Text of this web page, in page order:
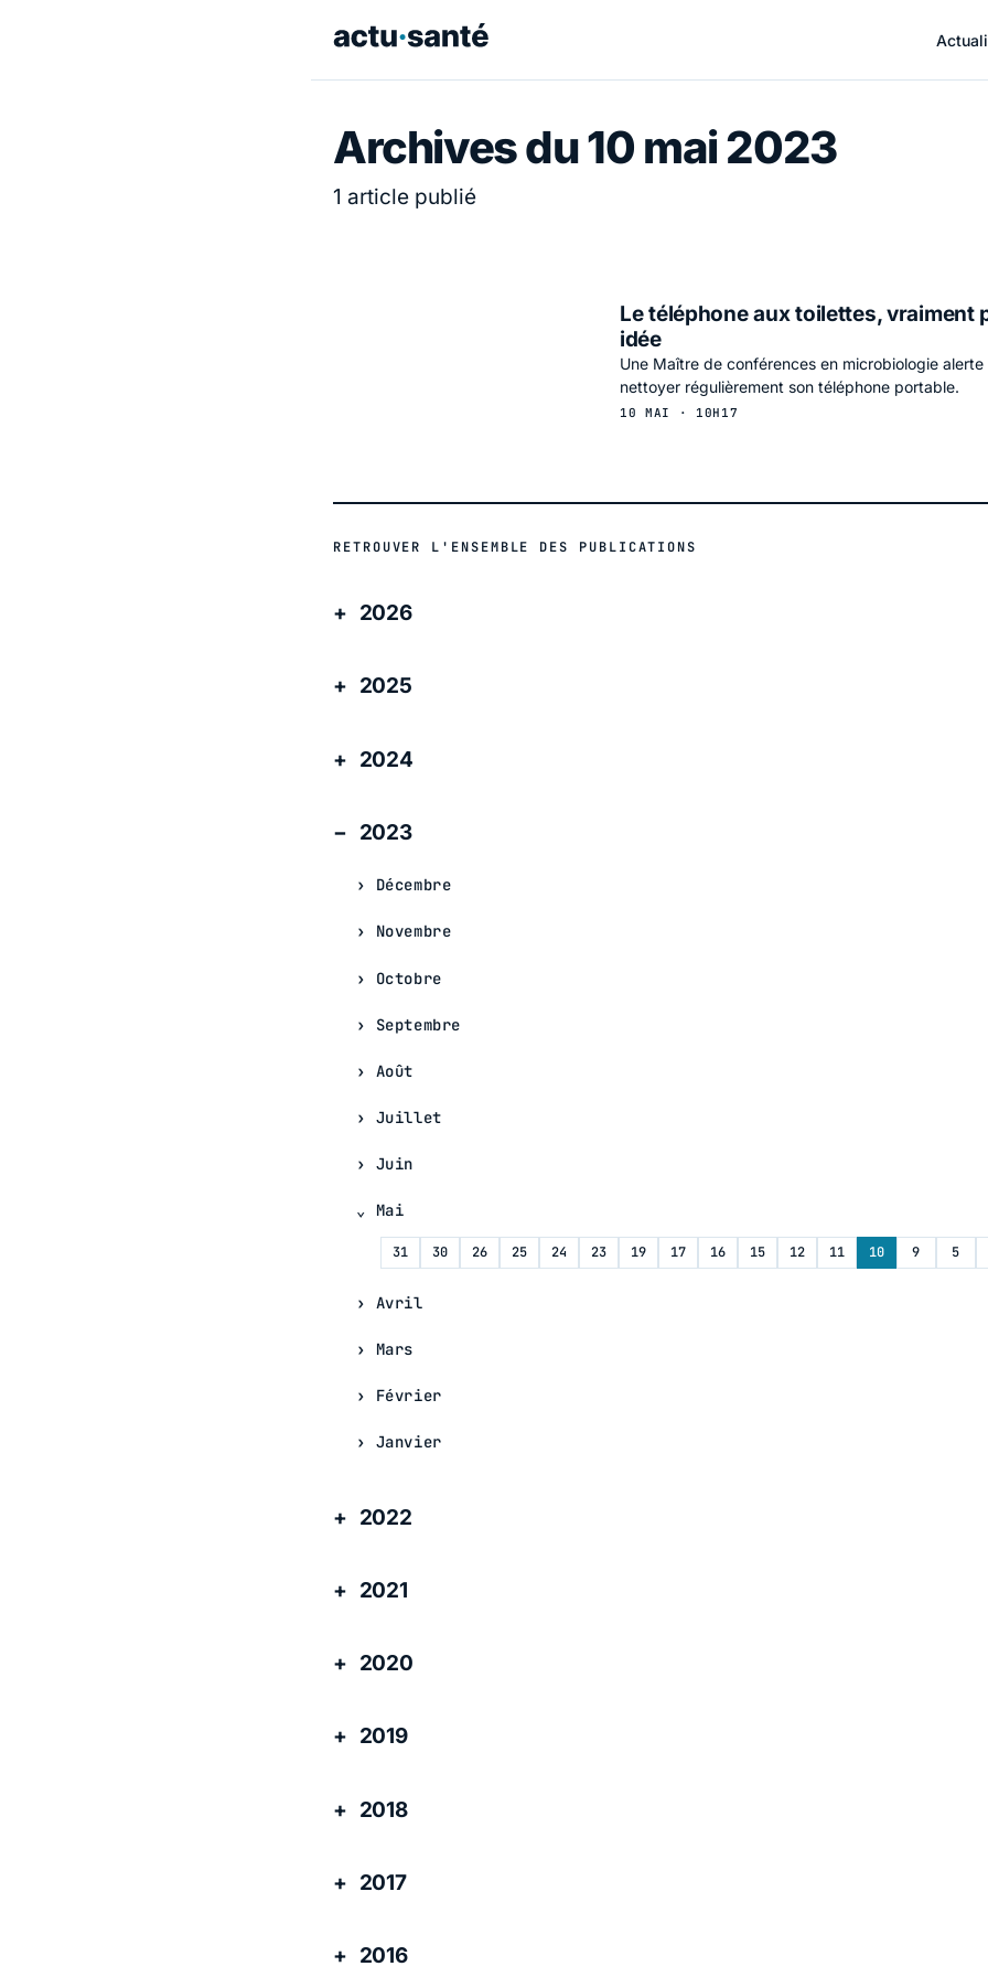
Archives du 10 mai 2023
1 article publié
Le téléphone aux toilettes, vraiment
idée
Une Maître de conférences en microbiologie
nettoyer régulièrement son téléphone portable.
10 MAI · 10H17
RETROUVER L'ENSEMBLE DES PUBLICATIONS
2026
2025
2024
2023
Décembre
Novembre
Octobre
Septembre
Août
Juillet
Juin
Mai
31 30 26 25 24 23 19 17 16 15 12 11 10 9 5
Avril
Mars
Février
Janvier
2022
2021
2020
2019
2018
2017
2016